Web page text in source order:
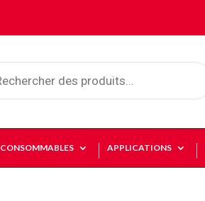
CONSOMMABLES APPLICATIONS